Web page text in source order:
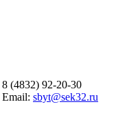
8 (4832) 92-20-30
Email: sbyt@sek32.ru